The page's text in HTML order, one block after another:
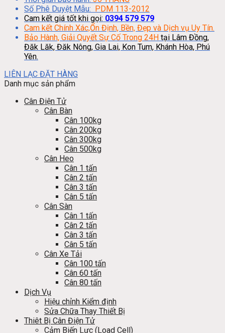
Số Phê Duyệt Mẫu:
PDM 113-2012
Cam kết giá tốt khi gọi: 0394 579 579
Cam kết Chính Xác,Ổn Định, Bền, Đẹp và Dịch vụ Uy Tín.
Bảo Hành, Giải Quyết Sự Cố Trong 24H tại Lâm Đồng,
Đăk Lăk, Đăk Nông, Gia Lai, Kon Tum, Khánh Hòa, Phú
Yên.
LIÊN LẠC ĐẶT HÀNG
Danh mục sản phẩm
Cân Điện Tử
Cân Bàn
Cân 100kg
Cân 200kg
Cân 300kg
Cân 500kg
Cân Heo
Cân 1 tấn
Cân 2 tấn
Cân 3 tấn
Cân 5 tấn
Cân Sàn
Cân 1 tấn
Cân 2 tấn
Cân 3 tấn
Cân 5 tấn
Cân Xe Tải
Cân 100 tấn
Cân 60 tấn
Cân 80 tấn
Dịch Vụ
Hiệu chỉnh Kiểm định
Sửa Chữa Thay Thiết Bị
Thiêt Bị Cân Điện Tử
Cảm Biến Lực (Load Cell)